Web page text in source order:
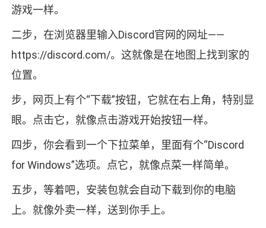
游戏一样。
二步，在浏览器里输入Discord官网的网址——
https://discord.com/。这就像是在地图上找到家的
位置。
步，网页上有个“下载”按钮，它就在右上角，特别显
眼。点击它，就像点击游戏开始按钮一样。
四步，你会看到一个下拉菜单，里面有个“Discord
for Windows”选项。点它，就像点菜一样简单。
五步，等着吧，安装包就会自动下载到你的电脑
上。就像外卖一样，送到你手上。